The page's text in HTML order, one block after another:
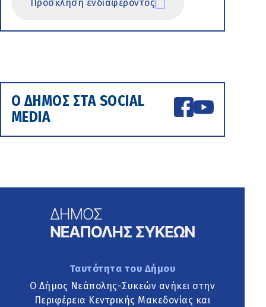
Πρόσκληση ενδιαφέροντος
Ο ΔΗΜΟΣ ΣΤΑ SOCIAL
MEDIA
Ταυτότητα του Δήμου
Ο Δήμος Νεάπολης-Συκεών ανήκει στην
Περιφέρεια Κεντρικής Μακεδονίας και